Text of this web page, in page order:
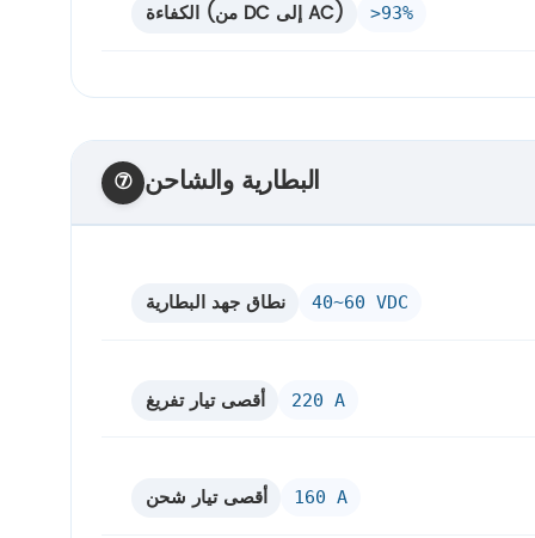
الكفاءة (من DC إلى AC) >93%
⑦ البطارية والشاحن
نطاق جهد البطارية 40~60 VDC
أقصى تيار تفريغ 220 A
أقصى تيار شحن 160 A